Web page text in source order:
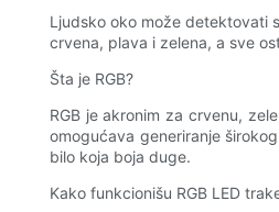
Ljudsko oko može detektovati
crvena, plava i zelena, a sve
Šta je RGB?
RGB je akronim za crvenu,
omogućava generiranje
bilo koja boja duge.
Kako funkcionišu RGB LED